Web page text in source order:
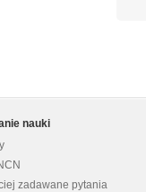
nauki
zadawane pytania